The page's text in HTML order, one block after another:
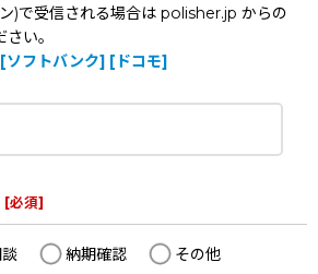
)で受信される場合は polisher.jp からの
い。
[ソフトバンク] [ドコモ]
[必須]
納期確認
その他